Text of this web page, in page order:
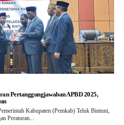
Pertanggungjawaban APBD 2025,
Kabupaten (Pemkab) Teluk Bintuni,
Peraturan...